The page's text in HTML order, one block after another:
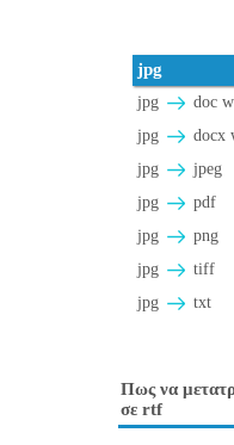
jpg
jpg
doc
jpg
docx
jpg
jpeg
jpg
pdf
jpg
png
jpg
tiff
jpg
txt
Πως να
σε rtf